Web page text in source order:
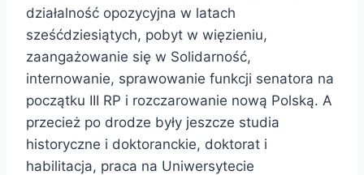
działalność opozycyjna w latach
sześćdziesiątych, pobyt w więzieniu,
zaangażowanie się w Solidarność,
internowanie, sprawowanie funkcji senatora na
początku III RP i rozczarowanie nową Polską. A
przecież po drodze były jeszcze studia
historyczne i doktoranckie, doktorat i
habilitacja, praca na Uniwersytecie